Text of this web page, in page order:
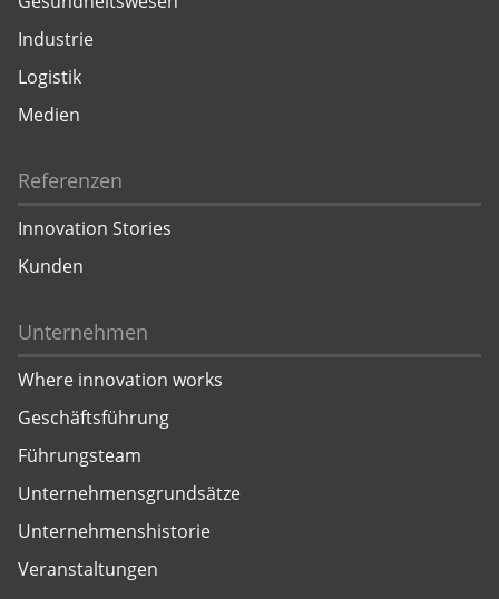
Industrie
Logistik
Medien
Referenzen
Innovation Stories
Kunden
Unternehmen
Where innovation works
Geschäftsführung
Führungsteam
Unternehmensgrundsätze
Unternehmenshistorie
Veranstaltungen